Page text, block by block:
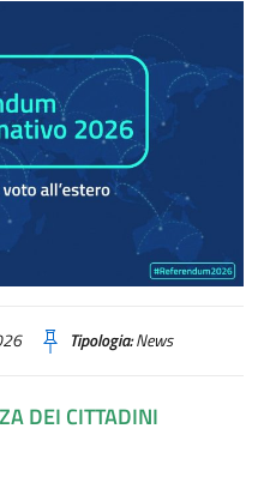
Tipologia:News
DEI CITTADINI